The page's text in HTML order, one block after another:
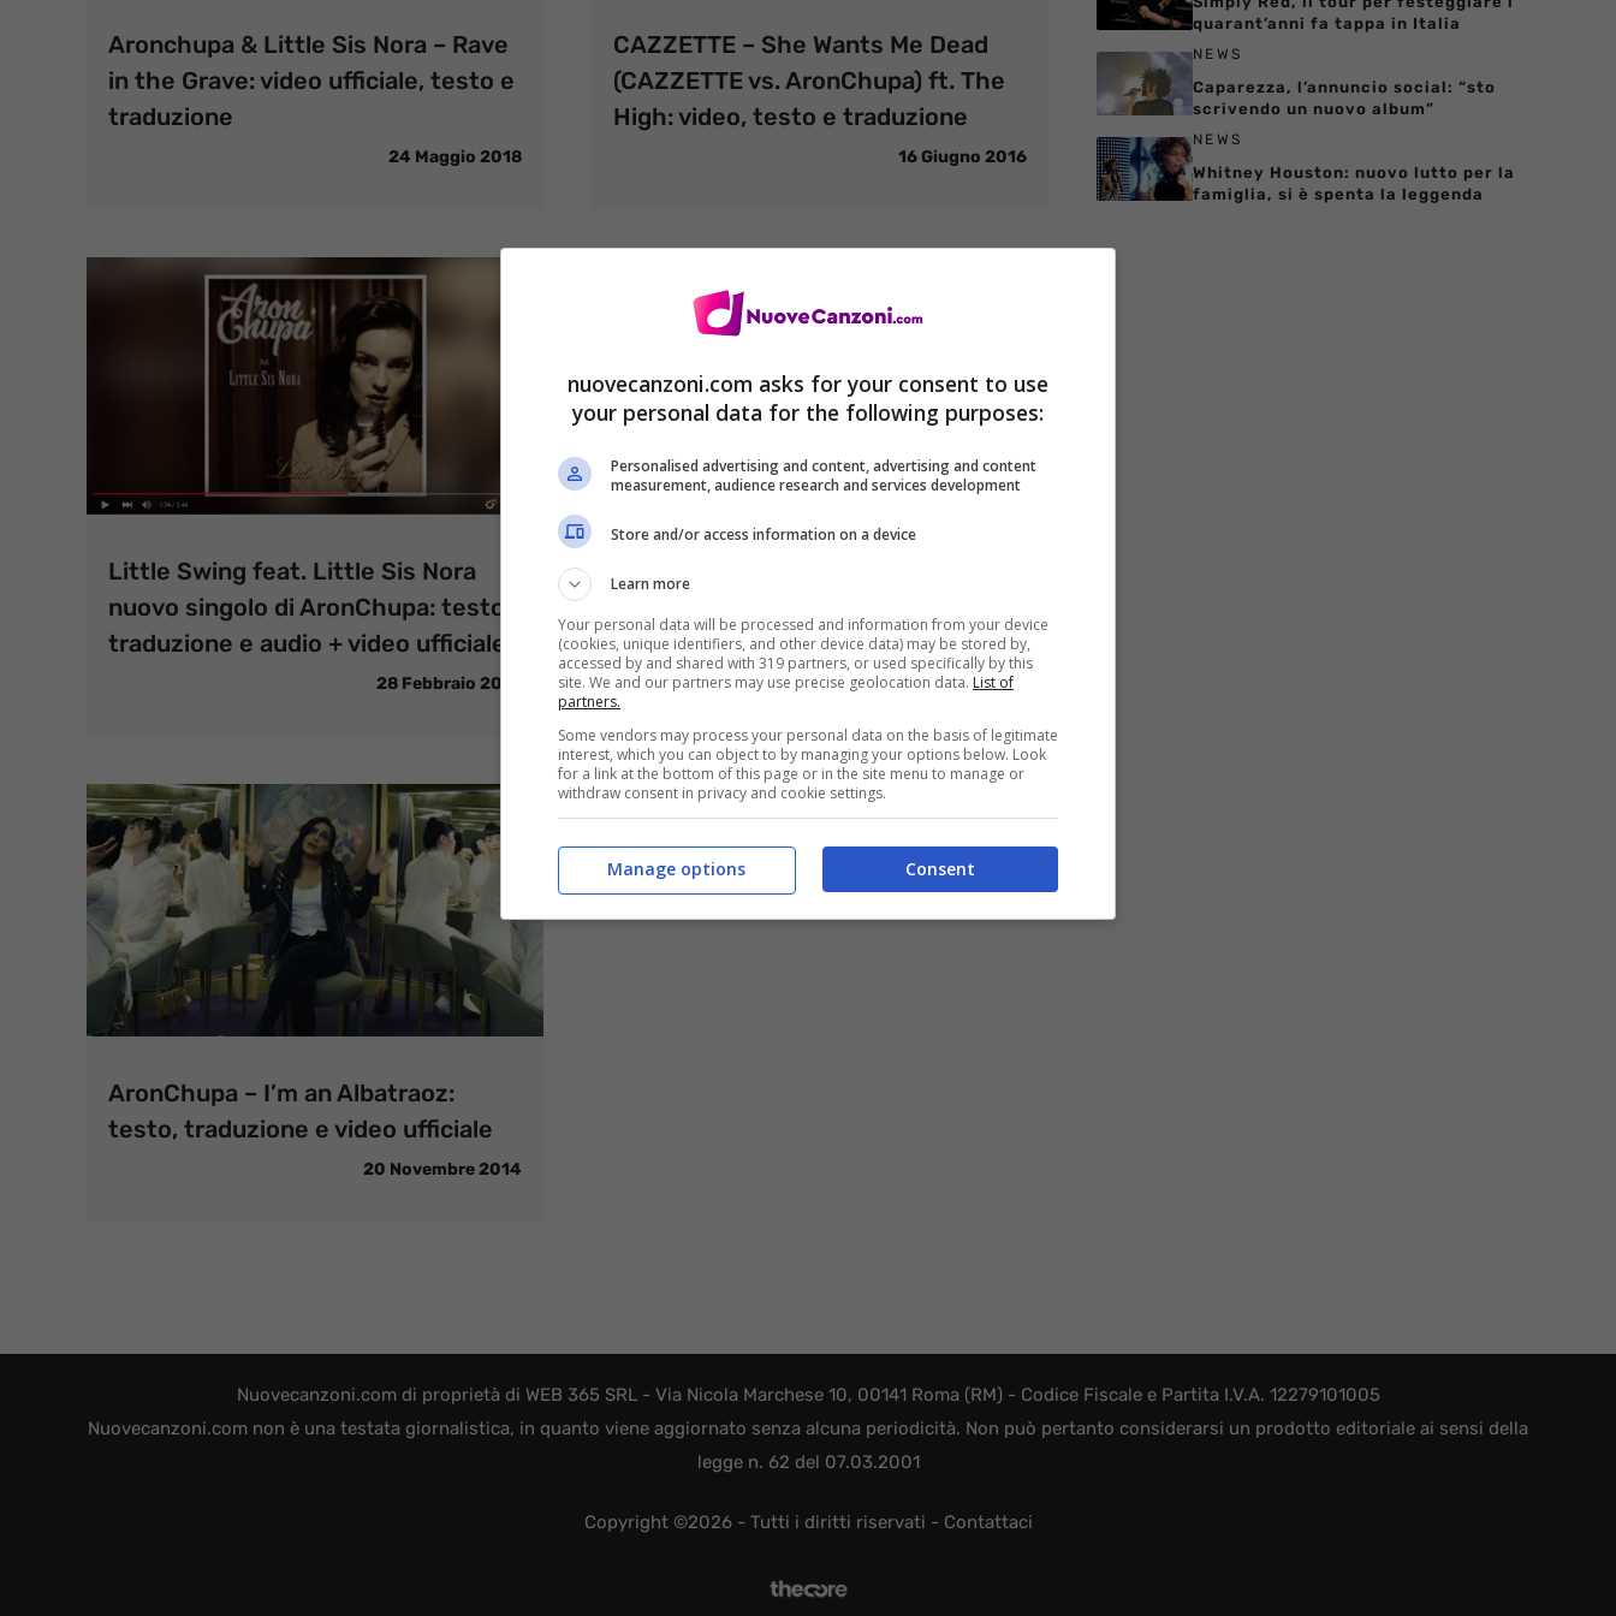
Aronchupa & Little Sis Nora – Rave
in the Grave: video ufficiale, testo e
traduzione
24 Maggio 2018
CAZZETTE – She Wants Me Dead
(CAZZETTE vs. AronChupa) ft. The
High: video, testo e traduzione
16 Giugno 2016
Little Swing feat. Little Sis Nora
nuovo singolo di AronChupa: testo,
traduzione e audio + video ufficiale
28 Febbraio 2016
OMI, Drop In The Ocean: traduzione
AronChupa
15 Gennaio 2016
AronChupa – I’m an Albatraoz:
testo, traduzione e video ufficiale
20 Novembre 2014
quarant’anni fa tappa in Italia
NEWS
Caparezza, l’annuncio social: “sto
scrivendo un nuovo album”
NEWS
Whitney Houston: nuovo lutto per la
famiglia, si è spenta la leggenda
Nuovecanzoni.com di proprietà di WEB 365 SRL - Via Nicola Marchese 10, 00141 Roma (RM) - Codice Fiscale e Partita I.V.A. 12279101005
Nuovecanzoni.com non è una testata giornalistica, in quanto viene aggiornato senza alcuna periodicità. Non può pertanto considerarsi un prodotto editoriale ai sensi della
legge n. 62 del 07.03.2001
Copyright ©2026 - Tutti i diritti riservati - Contattaci
nuovecanzoni.com asks for your consent to use
your personal data for the following purposes:
Personalised advertising and content, advertising and content
measurement, audience research and services development
Store and/or access information on a device
Learn more
Your personal data will be processed and information from your device
(cookies, unique identifiers, and other device data) may be stored by,
accessed by and shared with 319 partners, or used specifically by this
site. We and our partners may use precise geolocation data. List of
partners.
Some vendors may process your personal data on the basis of legitimate
interest, which you can object to by managing your options below. Look
for a link at the bottom of this page or in the site menu to manage or
withdraw consent in privacy and cookie settings.
Consent
Manage options